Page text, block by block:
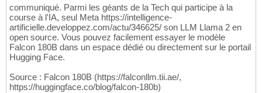
communiqué. Parmi les géants de la Tech qui participe à la
course à l'IA, seul Meta https://intelligence-
artificielle.developpez.com/actu/346625/ son LLM Llama 2 en
open source. Vous pouvez facilement essayer le modèle
Falcon 180B dans un espace dédié ou directement sur le portail
Hugging Face.
Source : Falcon 180B (https://falconllm.tii.ae/,
https://huggingface.co/blog/falcon-180b)